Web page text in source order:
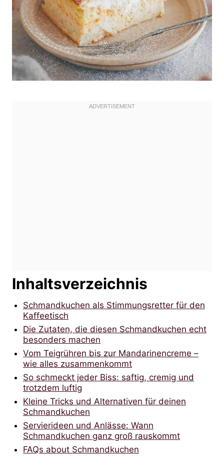
Inhaltsverzeichnis
Schmandkuchen als Stimmungsretter für den
Kaffeetisch
Die Zutaten, die diesen Schmandkuchen echt
besonders machen
Vom Teigrühren bis zur Mandarinencreme –
wie alles zusammenkommt
So schmeckt jeder Biss: saftig, cremig und
trotzdem luftig
Kleine Tricks und Alternativen für deinen
Schmandkuchen
Servierideen und Anlässe: Wann
Schmandkuchen ganz groß rauskommt
FAQs about Schmandkuchen